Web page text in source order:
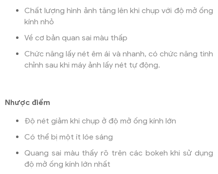
Chất lượng hình ảnh tăng lên khi chụp với độ mở ống
kính nhỏ
Về cơ bản quan sai màu thấp
Chức năng lấy nét êm ái và nhanh, có chức năng tinh
chỉnh sau khi máy ảnh lấy nét tự động.
Nhược điểm
Độ nét giảm khi chụp ở độ mở ống kính lớn
Có thể bị một ít lóe sáng
Quang sai màu thấy rõ trên các bokeh khi sử dụng
độ mở ống kính lớn nhất